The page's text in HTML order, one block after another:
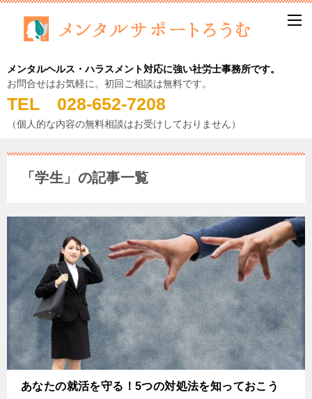
メンタルヘルス・ハラスメント対応に強い社労士事務所です。
お問合せはお気軽に。初回ご相談は無料です。
TEL 028-652-7208
（個人的な内容の無料相談はお受けしておりません）
「学生」の記事一覧
あなたの就活を守る！5つの対処法を知っておこう